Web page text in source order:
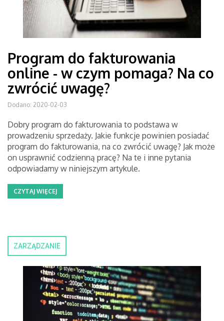
Program do fakturowania
online - w czym pomaga? Na co
zwrócić uwagę?
Dodano: 2020-02-03
Dobry program do fakturowania to podstawa w
prowadzeniu sprzedaży. Jakie funkcje powinien posiadać
program do fakturowania, na co zwrócić uwagę? Jak może
on usprawnić codzienną pracę? Na te i inne pytania
odpowiadamy w niniejszym artykule.
CZYTAJ WIĘCEJ
ZARZĄDZANIE